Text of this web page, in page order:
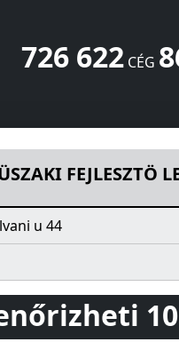
726 622CÉG
FEJLESZTÖ
u 44